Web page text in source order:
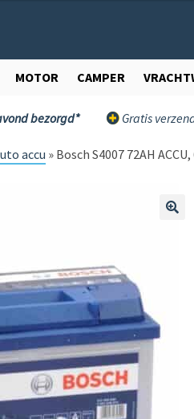
MOTOR CAMPER
bezorgd* Gratis
accu » Bosch S4007 72AH